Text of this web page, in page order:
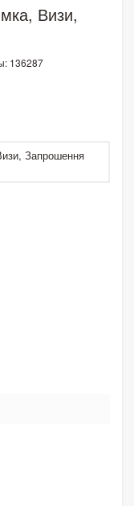
Визи,
136287